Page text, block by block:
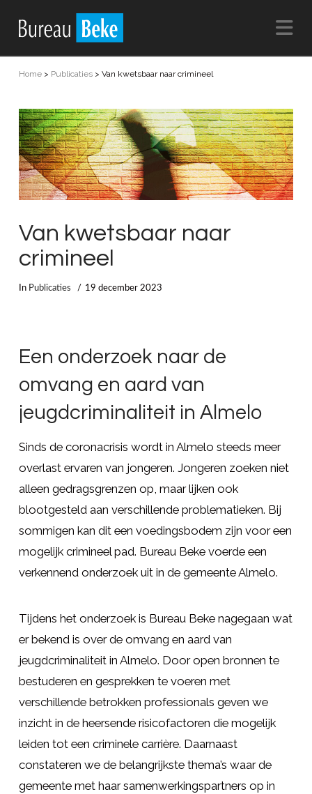
Home> Publicaties> Van kwetsbaar naar crimineel
Van kwetsbaar naar
crimineel
In Publicaties 19 december 2023
Een onderzoek naar de
omvang en aard van
jeugdcriminaliteit in Almelo
Sinds de coronacrisis wordt in Almelo steeds meer
overlast ervaren van jongeren. Jongeren zoeken niet
alleen gedragsgrenzen op, maar lijken ook
blootgesteld aan verschillende problematieken. Bij
sommigen kan dit een voedingsbodem zijn voor een
mogelijk crimineel pad. Bureau Beke voerde een
verkennend onderzoek uit in de gemeente Almelo.
Tijdens het onderzoek is Bureau Beke nagegaan wat
er bekend is over de omvang en aard van
jeugdcriminaliteit in Almelo. Door open bronnen te
bestuderen en gesprekken te voeren met
verschillende betrokken professionals geven we
inzicht in de heersende risicofactoren die mogelijk
leiden tot een criminele carrière. Daarnaast
constateren we de belangrijkste thema’s waar de
gemeente met haar samenwerkingspartners op in